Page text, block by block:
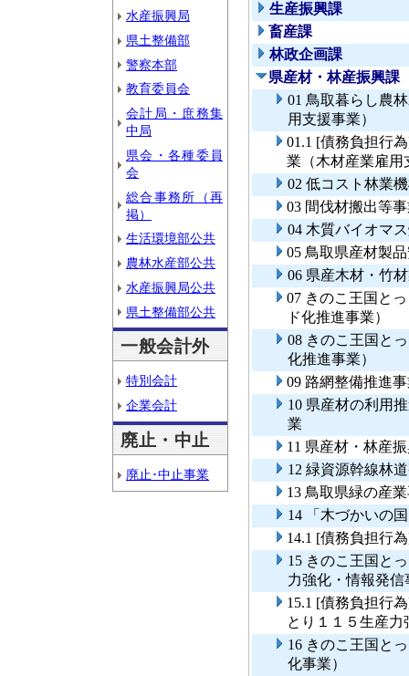
水産振興局
県土整備部
警察本部
教育委員会
会計局・庶務集
中局
県会・各種委員
会
総合事務所（再
掲）
生活環境部公共
農林水産部公共
水産振興局公共
県土整備部公共
一般会計外
特別会計
企業会計
廃止・中止
廃止･中止事業
生産振興課
畜産課
林政企画課
県産材・林産振興課
01 鳥取暮らし農
用支援事業）
01.1 [債務負担行
業（木材産業雇用
02 低コスト林業
03 間伐材搬出等
04 木質バイオマ
05 鳥取県産材製
06 県産木材・竹
07 きのこ王国と
ド化推進事業）
08 きのこ王国と
化推進事業）
09 路網整備推進
10 県産材の利用
業
11 県産材・林産
12 緑資源幹線林
13 鳥取県緑の産
14 「木づかいの
14.1 [債務負担行
15 きのこ王国と
力強化・情報発信
15.1 [債務負担行
とり１１５生産
16 きのこ王国と
化事業）